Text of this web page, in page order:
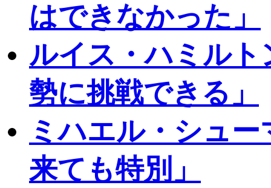
はできなかった」
ルイス・ハミル
勢に挑戦できる」
ミハエル・シュ
来ても特別」